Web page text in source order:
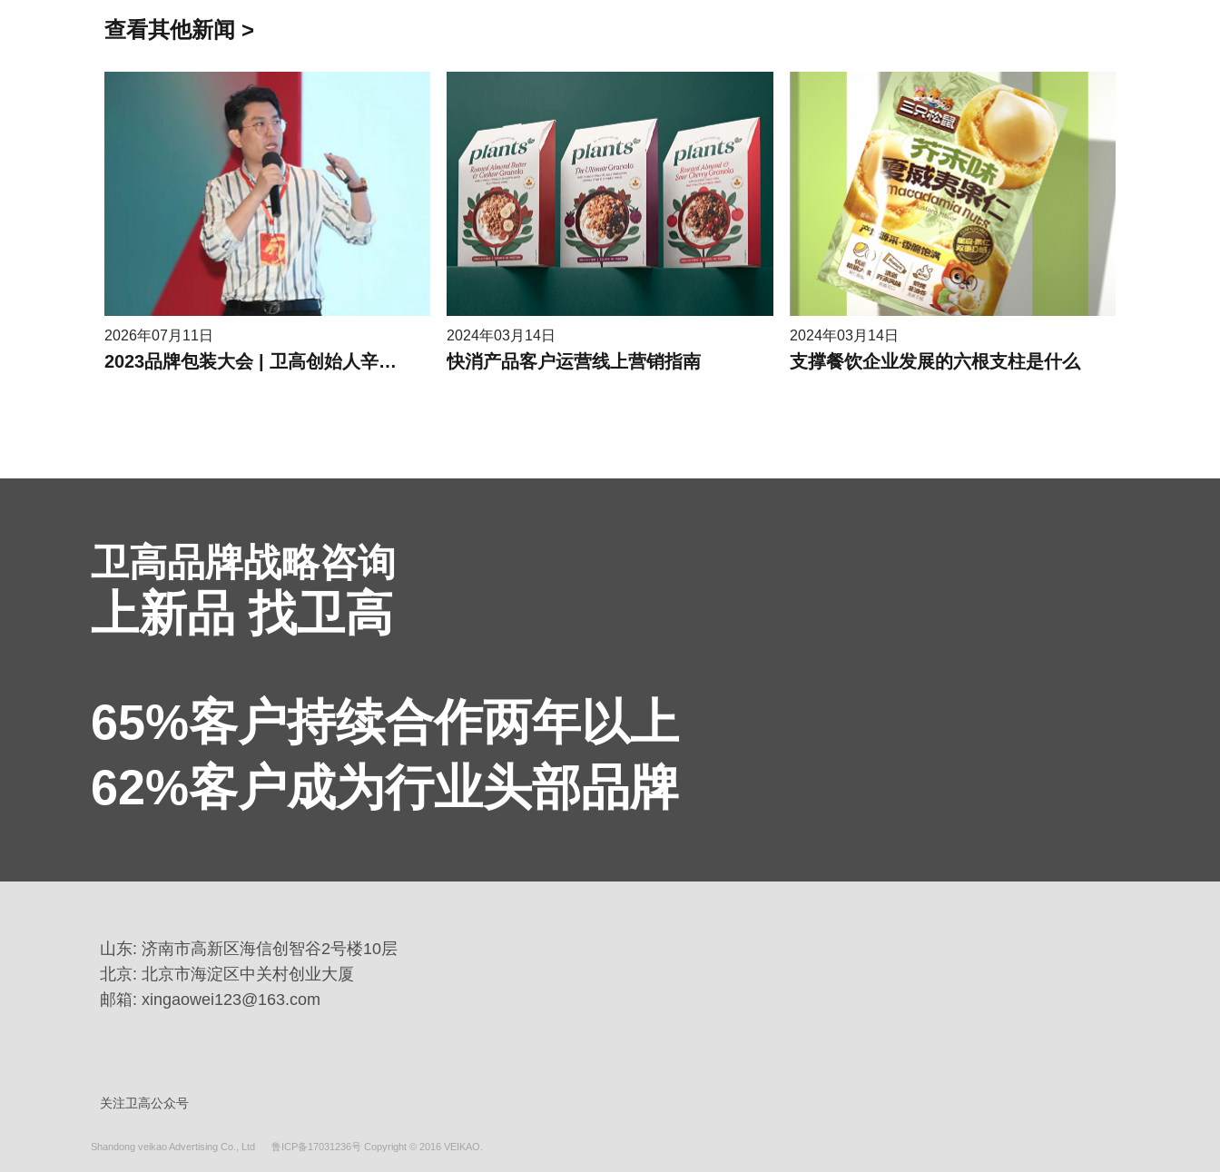
查看其他新闻 >
2026年07月11日
2023品牌包装大会 | 卫高创始人辛高卫作为受邀嘉宾进行现场分享
2024年03月14日
快消产品客户运营线上营销指南
2024年03月14日
支撑餐饮企业发展的六根支柱是什么
卫高品牌战略咨询
上新品 找卫高
65%客户持续合作两年以上
62%客户成为行业头部品牌
山东: 济南市高新区海信创智谷2号楼10层
北京: 北京市海淀区中关村创业大厦
邮箱: xingaowei123@163.com
关注卫高公众号
Shandong veikao Advertising Co., Ltd 鲁ICP备17031236号 Copyright © 2016 VEIKAO.